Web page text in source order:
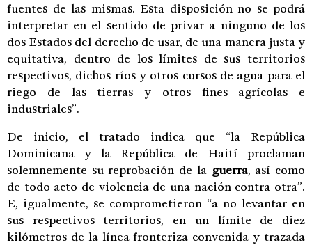
fuentes de las mismas. Esta disposición no se podrá
interpretar en el sentido de privar a ninguno de los
dos Estados del derecho de usar, de una manera justa y
equitativa, dentro de los límites de sus territorios
respectivos, dichos ríos y otros cursos de agua para el
riego de las tierras y otros fines agrícolas e
industriales”.
De inicio, el tratado indica que “la República
Dominicana y la República de Haití proclaman
solemnemente su reprobación de la guerra, así como
de todo acto de violencia de una nación contra otra”.
E, igualmente, se comprometieron “a no levantar en
sus respectivos territorios, en un límite de diez
kilómetros de la línea fronteriza convenida y trazada